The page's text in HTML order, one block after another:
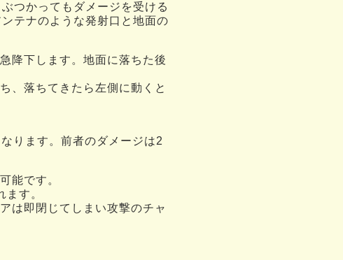
つかってもダメージを受ける
テナのような発射口と地面の
降下します。地面に落ちた後
、落ちてきたら左側に動くと
ります。前者のダメージは2
能です。
す。
は即閉じてしまい攻撃のチャ